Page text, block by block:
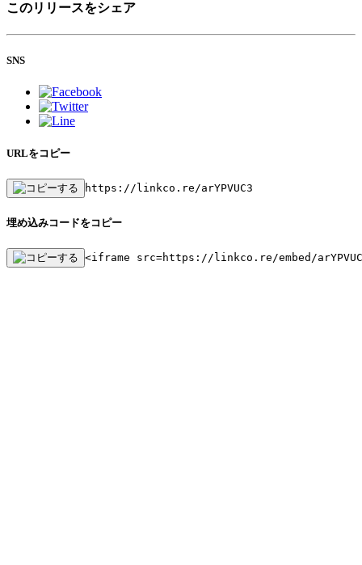
このリリースをシェア
SNS
URLをコピー
https://linkco.re/arYPVUC3
埋め込みコードをコピー
<iframe src=https://linkco.re/embed/